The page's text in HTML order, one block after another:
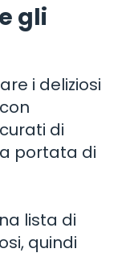
gli
i deliziosi
di
portata di
lista di
quindi